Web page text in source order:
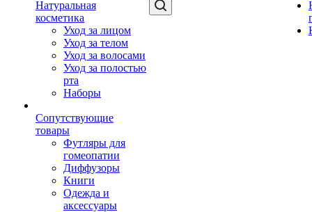
Натуральная
косметика
Уход за лицом
Уход за телом
Уход за волосами
Уход за полостью
рта
Наборы
Сопутствующие
товары
Футляры для
гомеопатии
Диффузоры
Книги
Одежда и
аксессуары